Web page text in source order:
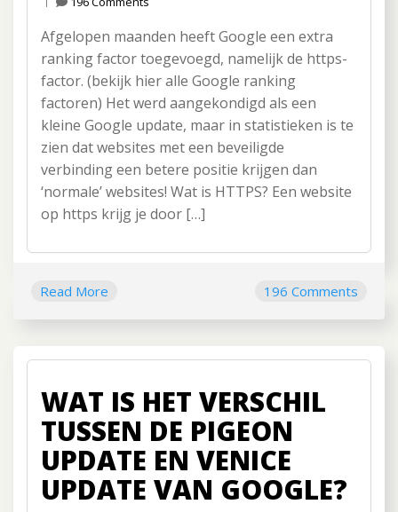
Afgelopen maanden heeft Google een extra
ranking factor toegevoegd, namelijk de https-
factor. (bekijk hier alle Google ranking
factoren) Het werd aangekondigd als een
kleine Google update, maar in statistieken is te
zien dat websites met een beveiligde
verbinding een betere positie krijgen dan
‘normale’ websites! Wat is HTTPS? Een website
op https krijg je door […]
Read More 196 Comments
WAT IS HET VERSCHIL
TUSSEN DE PIGEON
UPDATE EN VENICE
UPDATE VAN GOOGLE?